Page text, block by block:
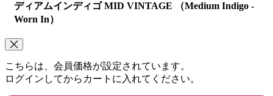
ディアムインディゴ MID VINTAGE （Medium Indigo -
Worn In）
こちらは、会員価格が設定されています。
ログインしてからカートに入れてください。